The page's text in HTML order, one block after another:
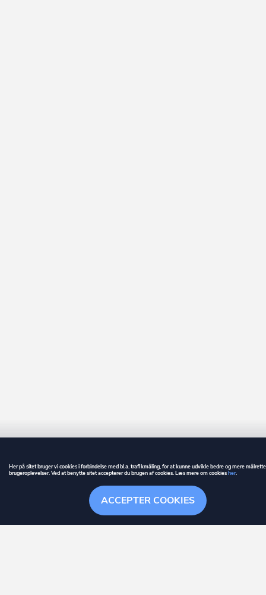
Søgehistorik Menu
GUIDE BETINGELSER
er et registreret varemærke tilhørende ownr ApS – CVR nr.: 36 40 88
ACCEPTER COOKIES
Her på sitet bruger vi cookies i forbindelse med bl.a. trafikmåling, for at kunne udvikle bedre og mere
brugeroplevelser. Ved at benytte sitet accepterer du brugen af cookies. Læs mere om cookiesher.